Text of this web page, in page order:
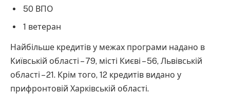
50 ВПО
1 ветеран
Найбільше кредитів у межах програми надано в
Київській області – 79, місті Києві – 56, Львівській
області – 21. Крім того, 12 кредитів видано у
прифронтовій Харківській області.